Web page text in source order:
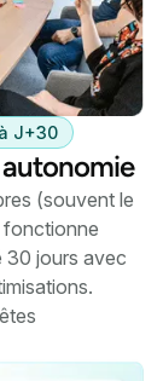
J+30
(souvent le
fonctionne
30 jours avec